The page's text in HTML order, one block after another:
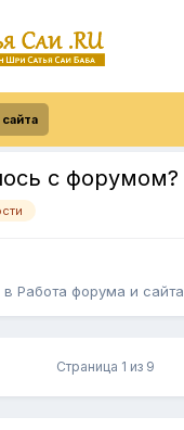
с форумом?
в Работа форума и сайта
Страница 1 из 9